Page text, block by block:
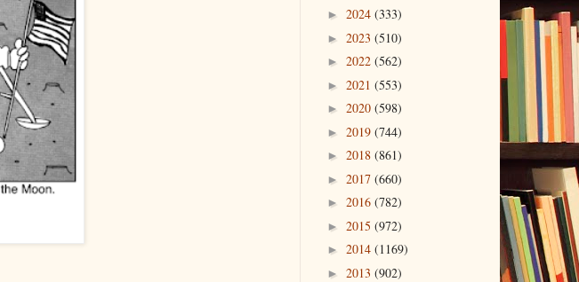
► 2024 (333)
► 2023 (510)
► 2022 (562)
► 2021 (553)
► 2020 (598)
► 2019 (744)
► 2018 (861)
► 2017 (660)
► 2016 (782)
► 2015 (972)
► 2014 (1169)
► 2013 (902)